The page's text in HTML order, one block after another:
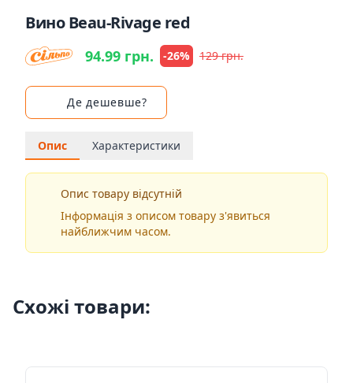
Вино Beau-Rivage red
94.99 грн. -26% 129 грн.
Де дешевше?
Опис Характеристики
Опис товару відсутній
Інформація з описом товару з'явиться
найближчим часом.
Схожі товари: